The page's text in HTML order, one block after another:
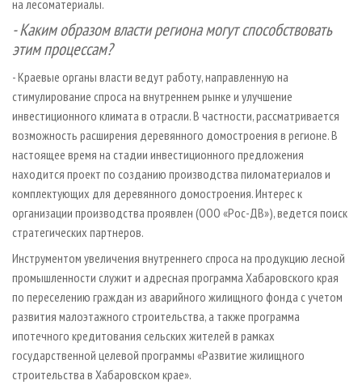
на лесоматериалы.
- Каким образом власти региона могут способствовать
этим процессам?
- Краевые органы власти ведут работу, направленную на
стимулирование спроса на внутреннем рынке и улучшение
инвестиционного климата в отрасли. В частности, рассматривается
возможность расширения деревянного домостроения в регионе. В
настоящее время на стадии инвестиционного предложения
находится проект по созданию производства пиломатериалов и
комплектующих для деревянного домостроения. Интерес к
организации производства проявлен (ООО «Рос-ДВ»), ведется поиск
стратегических партнеров.
Инструментом увеличения внутреннего спроса на продукцию лесной
промышленности служит и адресная программа Хабаровского края
по переселению граждан из аварийного жилищного фонда с учетом
развития малоэтажного строительства, а также программа
ипотечного кредитования сельских жителей в рамках
государственной целевой программы «Развитие жилищного
строительства в Хабаровском крае».